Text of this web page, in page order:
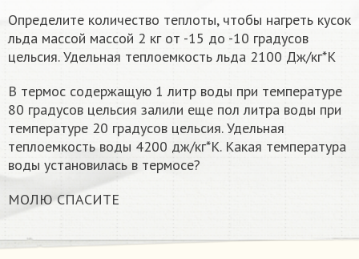
Определите количество теплоты, чтобы нагреть кусок
льда массой массой 2 кг от -15 до -10 градусов
цельсия. Удельная теплоемкость льда 2100 Дж/кг*К
В термос содержащую 1 литр воды при температуре
80 градусов цельсия залили еще пол литра воды при
температуре 20 градусов цельсия. Удельная
теплоемкость воды 4200 дж/кг*К. Какая температура
воды установилась в термосе?
МОЛЮ СПАСИТЕ